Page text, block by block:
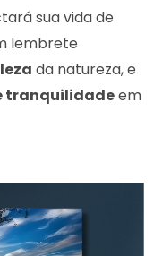
sua vida de
lembrete
da natureza, e
tranquilidadeem